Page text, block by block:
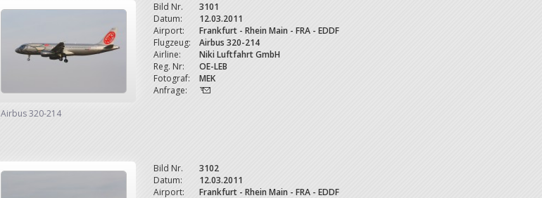
Airbus 320-214
Bild Nr.
3101
Datum:
12.03.2011
Airport:
Frankfurt - Rhein Main - FRA - EDDF
Flugzeug:
Airbus 320-214
Airline:
Niki Luftfahrt GmbH
Reg. Nr:
OE-LEB
Fotograf:
MEK
Anfrage:
Bild Nr.
3102
Datum:
12.03.2011
Airport:
Frankfurt - Rhein Main - FRA - EDDF